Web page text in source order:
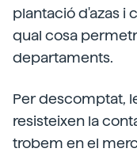
plantació d'azas i
qual cosa
departaments.
Per descomptat,
resisteixen la
trobem en el